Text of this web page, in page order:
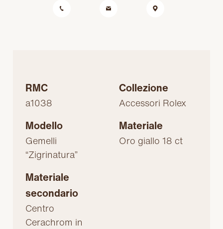
RMC
a1038
Collezione
Accessori Rolex
Modello
Gemelli
“Zigrinatura”
Materiale
Oro giallo 18 ct
Materiale
secondario
Centro
Cerachrom in